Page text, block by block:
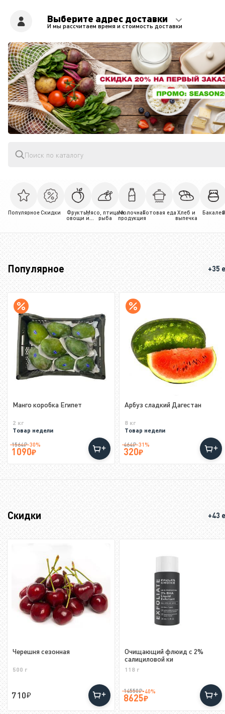
Выберите адрес доставки
И мы рассчитаем время и стоимость доставки
Поиск по каталогу
ПопулярноеСкидки
Фрукты,
овощи и
Мясо, птица и
рыба
Молочная
продукция
Готовая еда Хлеб и
выпечка
Бакалея
Популярное +35
Манго коробка Египет
2 кг
Товар недели
1564₽-30%
1090
Арбуз сладкий Дагестан
8 кг
Товар недели
464₽-31%
320
Скидки +43
Черешня сезонная
500 г
710
Очищающий флюид с 2%
салициловой ки
118 г
14550₽-40%
8625